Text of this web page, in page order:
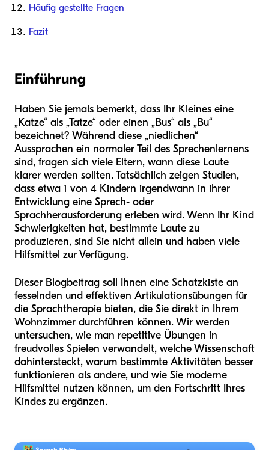
Häufig gestellte Fragen
Fazit
Einführung
Haben Sie jemals bemerkt, dass Ihr Kleines eine
„Katze“ als „Tatze“ oder einen „Bus“ als „Bu“
bezeichnet? Während diese „niedlichen“
Aussprachen ein normaler Teil des Sprechenlernens
sind, fragen sich viele Eltern, wann diese Laute
klarer werden sollten. Tatsächlich zeigen Studien,
dass etwa 1 von 4 Kindern irgendwann in ihrer
Entwicklung eine Sprech- oder
Sprachherausforderung erleben wird. Wenn Ihr Kind
Schwierigkeiten hat, bestimmte Laute zu
produzieren, sind Sie nicht allein und haben viele
Hilfsmittel zur Verfügung.
Dieser Blogbeitrag soll Ihnen eine Schatzkiste an
fesselnden und effektiven Artikulationsübungen für
die Sprachtherapie bieten, die Sie direkt in Ihrem
Wohnzimmer durchführen können. Wir werden
untersuchen, wie man repetitive Übungen in
freudvolles Spielen verwandelt, welche Wissenschaft
dahintersteckt, warum bestimmte Aktivitäten besser
funktionieren als andere, und wie Sie moderne
Hilfsmittel nutzen können, um den Fortschritt Ihres
Kindes zu ergänzen.